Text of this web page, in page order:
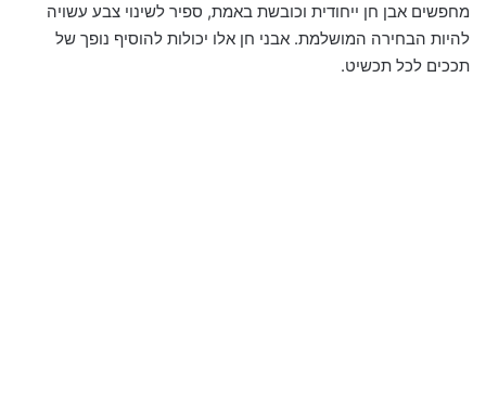
מחפשים אבן חן ייחודית וכובשת באמת, ספיר לשינוי צבע עשויה
להיות הבחירה המושלמת. אבני חן אלו יכולות להוסיף נופך של
תככים לכל תכשיט.